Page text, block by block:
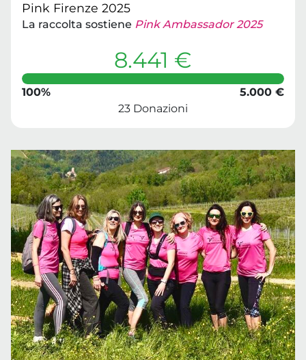
Pink Firenze 2025
La raccolta sostiene Pink Ambassador 2025
8.441 €
100%
5.000 €
23 Donazioni